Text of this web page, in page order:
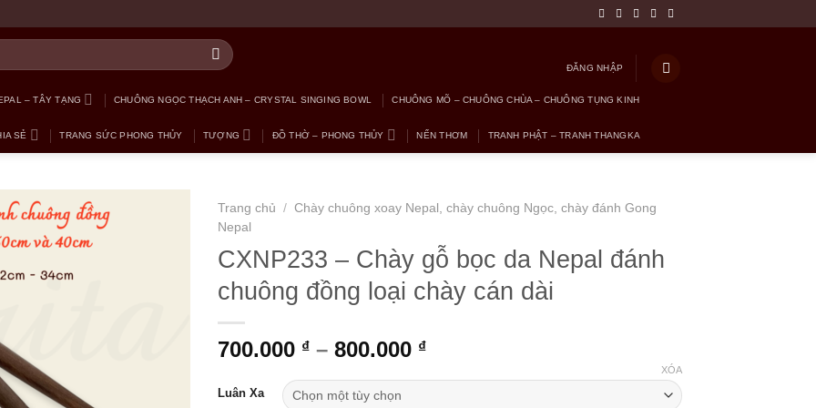
ĐĂNG NHẬP
– TÂY TẠNG CHUÔNG NGỌC THẠCH ANH – CRYSTAL SINGING BOWL CHUÔNG MÕ – CHUÔNG CHÙA – CHUÔNG TỤNG KINH
SẺ TRANG SỨC PHONG THỦY TƯỢNG ĐỒ THỜ – PHONG THỦY NẾN THƠM TRANH PHẬT – TRANH THANGKA
Trang chủ / Chày chuông xoay Nepal, chày chuông Ngọc, chày đánh Gong
Nepal
CXNP233 – Chày gỗ bọc da Nepal đánh
chuông đồng loại chày cán dài
700.000 ₫ – 800.000 ₫
Luân Xa
XÓA